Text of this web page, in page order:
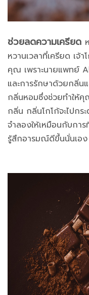
ช่วยลดความเครียด
หวานเวลาที่เครียด เจ้
คุณ เพราะนายแพทย์
และการรักษาด้วยกลิ่น
กลิ่นหอมซึ่งช่วยทำให้
กลิ่น กลิ่นโกโก้จะไปกร
จำลองให้เหมือนกับการ
รู้สึกอารมณ์ดีขึ้นนั่นเอง